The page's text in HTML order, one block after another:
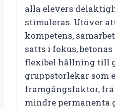
alla elevers
stimuleras. Utöver
kompetens,
satts i fokus,
flexibel hållning till
gruppstorlekar som
framgångsfaktor,
mindre permanenta